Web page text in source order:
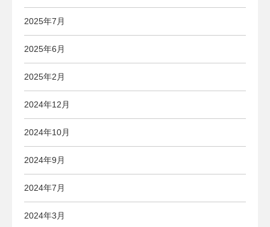
2025年7月
2025年6月
2025年2月
2024年12月
2024年10月
2024年9月
2024年7月
2024年3月